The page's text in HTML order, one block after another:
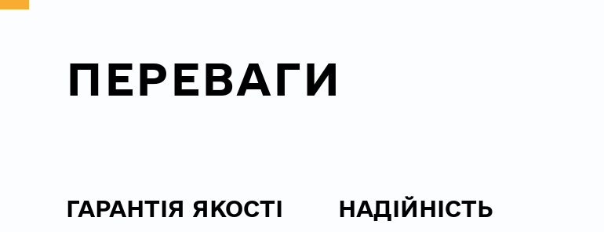
ПЕРЕВАГИ
ГАРАНТІЯ ЯКОСТІ НАДІЙНІСТЬ